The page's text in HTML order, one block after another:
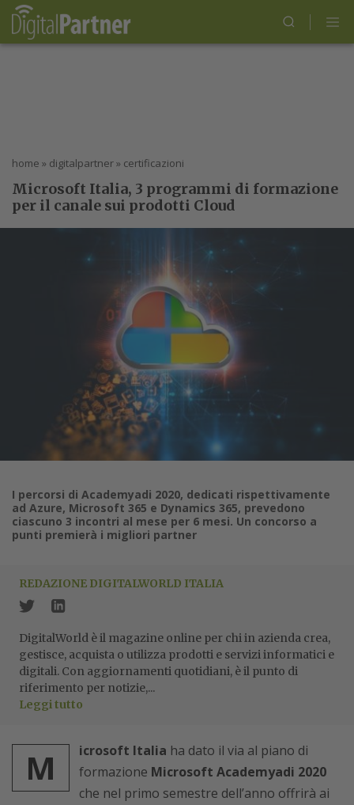
home » digitalpartner» certificazioni
Microsoft Italia, 3 programmi di formazione
per il canale sui prodotti Cloud
I percorsi di Academyadi 2020, dedicati rispettivamente
ad Azure, Microsoft 365 e Dynamics 365, prevedono
ciascuno 3 incontri al mese per 6 mesi. Un concorso a
punti premierà i migliori partner
REDAZIONE DIGITALWORLD ITALIA
DigitalWorld è il magazine online per chi in azienda crea,
gestisce, acquista o utilizza prodotti e servizi informatici e
digitali. Con aggiornamenti quotidiani, è il punto di
riferimento per notizie,...
Leggi tutto
M icrosoft Italia ha dato il via al piano di
formazione Microsoft Academyadi 2020
che nel primo semestre dell’anno offrirà ai